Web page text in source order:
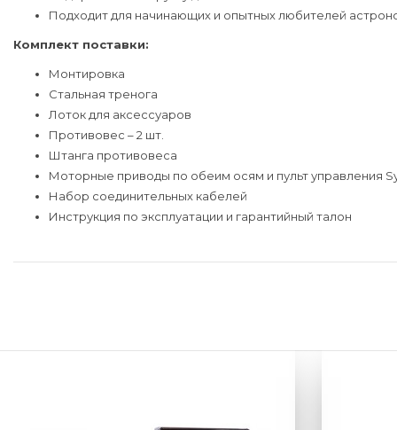
Подходит для начинающих и опытных любителей
Комплект поставки:
Монтировка
Стальная тренога
Лоток для аксессуаров
Противовес – 2 шт.
Штанга противовеса
Моторные приводы по обеим осям и пульт управления
Набор соединительных кабелей
Инструкция по эксплуатации и гарантийный талон